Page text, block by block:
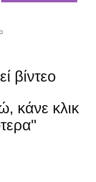
βίντεο
κάνε κλικ